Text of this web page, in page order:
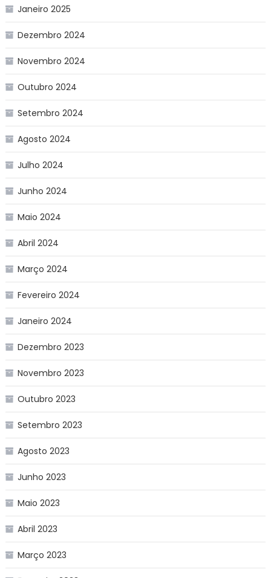
Janeiro 2025
Dezembro 2024
Novembro 2024
Outubro 2024
Setembro 2024
Agosto 2024
Julho 2024
Junho 2024
Maio 2024
Abril 2024
Março 2024
Fevereiro 2024
Janeiro 2024
Dezembro 2023
Novembro 2023
Outubro 2023
Setembro 2023
Agosto 2023
Junho 2023
Maio 2023
Abril 2023
Março 2023